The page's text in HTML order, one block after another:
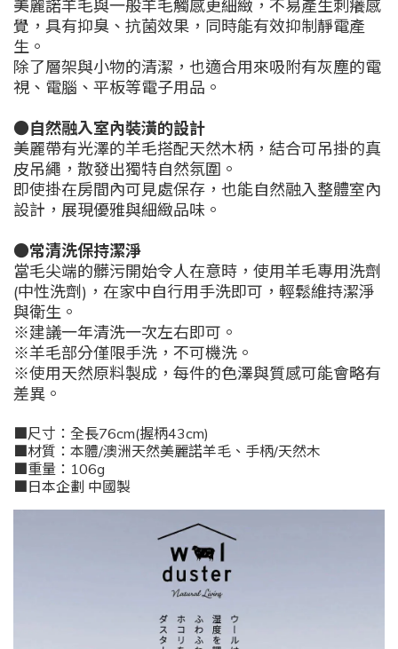
美麗諾羊毛與一般羊毛觸感更細緻，不易產生刺癢感
覺，具有抑臭、抗菌效果，同時能有效抑制靜電產
生。
除了層架與小物的清潔，也適合用來吸附有灰塵的電
視、電腦、平板等電子用品。
●自然融入室內裝潢的設計
美麗帶有光澤的羊毛搭配天然木柄，結合可吊掛的真
皮吊繩，散發出獨特自然氛圍。
即使掛在房間內可見處保存，也能自然融入整體室內
設計，展現優雅與細緻品味。
●常清洗保持潔淨
當毛尖端的髒污開始令人在意時，使用羊毛專用洗劑
(中性洗劑)，在家中自行用手洗即可，輕鬆維持潔淨
與衛生。
※建議一年清洗一次左右即可。
※羊毛部分僅限手洗，不可機洗。
※使用天然原料製成，每件的色澤與質感可能會略有
差異。
■尺寸：全長76cm(握柄43cm)
■材質：本體/澳洲天然美麗諾羊毛、手柄/天然木
■重量：106g
■日本企劃 中國製